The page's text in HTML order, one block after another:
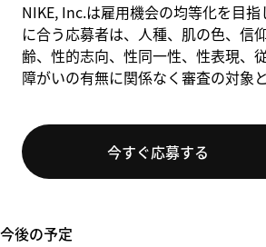
NIKE, Inc.は雇用機会の均等化を目
に合う応募者は、人種、肌の色、信
齢、性的志向、性同一性、性表現、
障がいの有無に関係なく審査の対象と
今すぐ応募する
今後の予定